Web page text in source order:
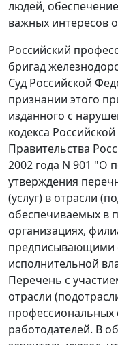
людей,
важных интересов
Российский
бригад
Суд Российской
признании этого
изданного с
кодекса
Правительства
2002 года N 901 "О
утверждения
(услуг) в отрасли
обеспечиваемых в
организациях,
предписывающими
исполнительной
Перечень с
отрасли
работодателей. В